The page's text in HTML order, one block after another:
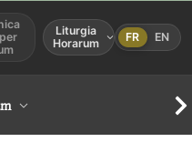
Liturgia
Horarum
FR EN